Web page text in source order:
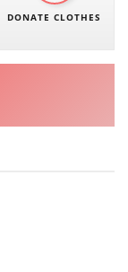
DONATE CLOTHES